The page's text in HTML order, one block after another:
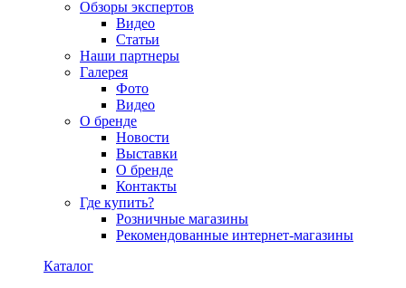
Обзоры экспертов
Видео
Статьи
Наши партнеры
Галерея
Фото
Видео
О бренде
Новости
Выставки
О бренде
Контакты
Где купить?
Розничные магазины
Рекомендованные интернет-магазины
Каталог